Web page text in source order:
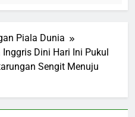
Piala Dunia
Dini Hari Ini Pukul
Sengit Menuju